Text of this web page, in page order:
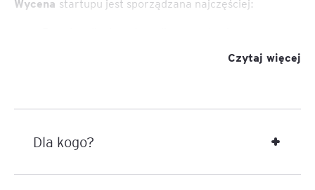
startupu jest sporządzana najczęściej:
(aniołowie biznesu, fundusze zalążkowe, fundusze
Przed podjęciem decyzji o pozyskaniu
Czytaj więcej
Dla kogo?